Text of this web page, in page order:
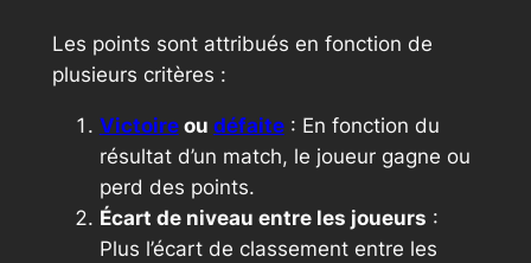
Les points sont attribués en fonction de
plusieurs critères :
Victoireou défaite: En fonction du
résultat d’un match, le joueur gagne ou
perd des points.
Écart de niveau entre les joueurs :
Plus l’écart de classement entre les